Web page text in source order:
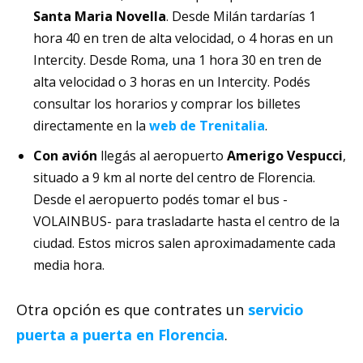
Santa Maria Novella. Desde Milán tardarías 1
hora 40 en tren de alta velocidad, o 4 horas en un
Intercity. Desde Roma, una 1 hora 30 en tren de
alta velocidad o 3 horas en un Intercity. Podés
consultar los horarios y comprar los billetes
directamente en la web de Trenitalia.
Con avión llegás al aeropuerto Amerigo Vespucci,
situado a 9 km al norte del centro de Florencia.
Desde el aeropuerto podés tomar el bus -
VOLAINBUS- para trasladarte hasta el centro de la
ciudad. Estos micros salen aproximadamente cada
media hora.
Otra opción es que contrates un servicio
puerta a puerta en Florencia.